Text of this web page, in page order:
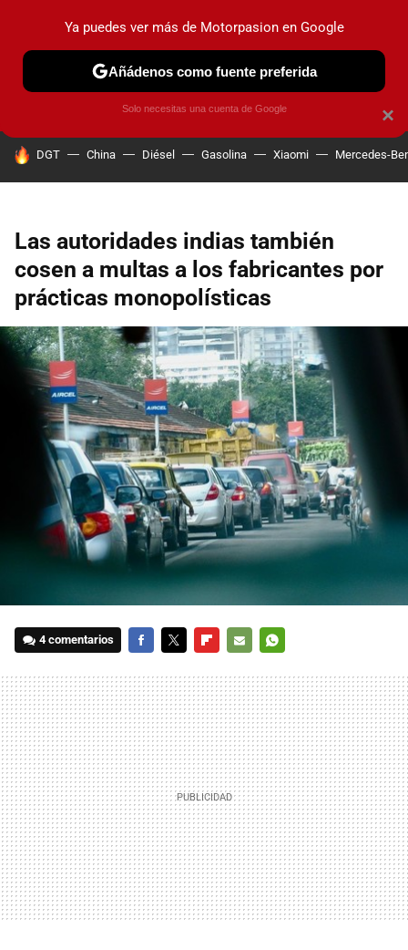
PRUEBAS COCHES ELÉCTRICOS OBSERVATORIO
HOY SE HABLA DE
DGT China Diésel Gasolina Xiaomi Mercedes-
Las autoridades indias también
cosen a multas a los fabricantes por
prácticas monopolísticas
4 comentarios
MAIL
×
Ya puedes ver más de Motorpasion en Google
Añádenos como fuente preferida
Solo necesitas una cuenta de Google